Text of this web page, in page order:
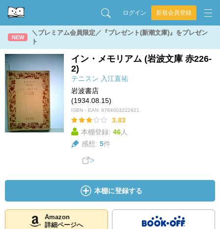
ログイン 新規会員登録
NEW
＼プレミアム会員限定／『プレゼント(新潮文庫)』をプレゼン
ト
イン・メモリアム (岩波文庫 赤226-
2)
テニスン 入江直祐
岩波書店
(1934.08.15)
ISBN・EAN: 9784003222621
3.83
本棚登録: 46人
感想: 5件
本棚に登録する
Amazon
詳細ページへ